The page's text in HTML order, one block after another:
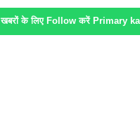
खबरों के लिए Follow करें Primary